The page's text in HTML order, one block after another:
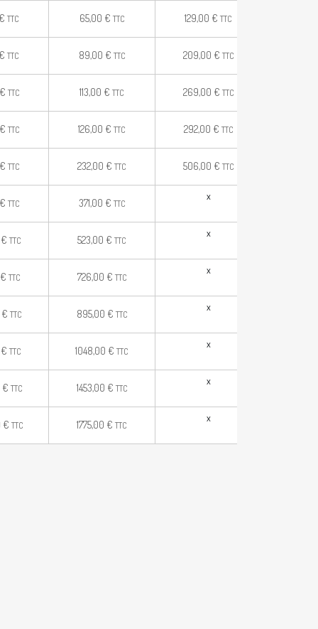
€ TTC 65,00 € TTC 129,00 € TTC
€ TTC 89,00 € TTC 209,00 € TTC
€ TTC 113,00 € TTC 269,00 € TTC
€ TTC 126,00 € TTC 292,00 € TTC
€ TTC 232,00 € TTC 506,00 € TTC
€ TTC 371,00 € TTC
x
€ TTC 523,00 € TTC
x
€ TTC 726,00 € TTC
x
€ TTC 895,00 € TTC
x
€ TTC 1048,00 € TTC
x
€ TTC 1453,00 € TTC
x
€ TTC 1775,00 € TTC
x